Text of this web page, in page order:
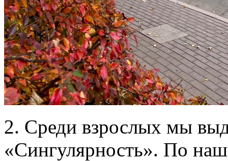
2. Среди взрослых мы
«Сингулярность». По